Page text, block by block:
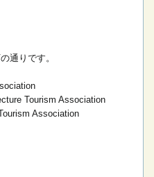
通りです。
Tourism Association
Association